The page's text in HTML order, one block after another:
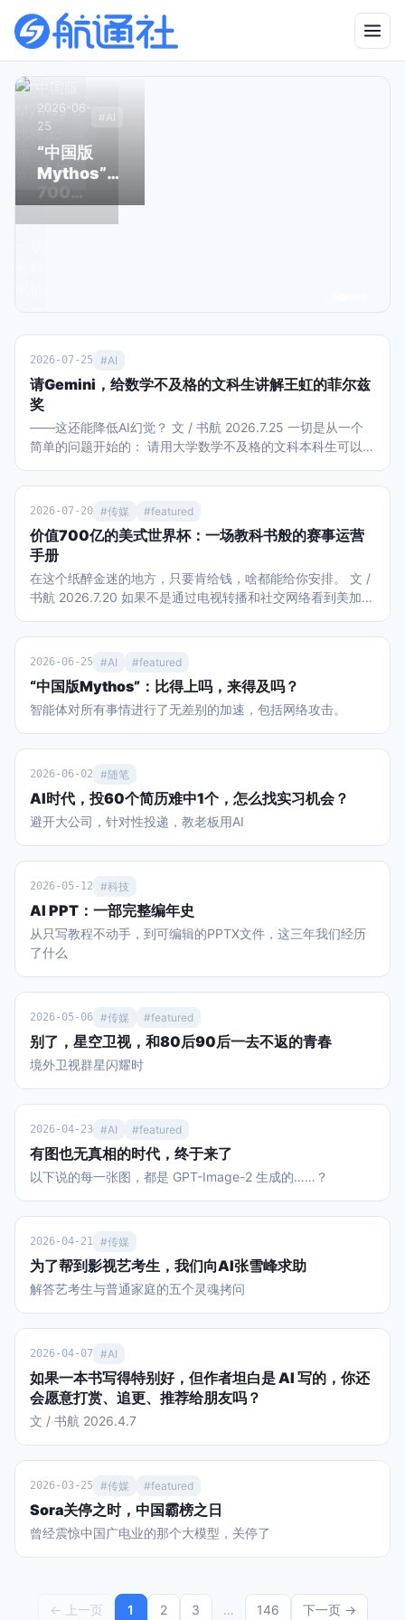
2026-
07-20
#
媒
价值
700亿
营手册
2026-06-
25
#AI
“中国版
Mythos”：
比得上吗，
2026-
05-06
#
媒
别了，
星空卫
2026-
04-23
#AI
有图也无
真相的时
代，终于
2026-
03-25
#
媒
Sora关
停之
2026-07-25 #AI
请Gemini，给数学不及格的文科生讲解王虹的菲尔兹
奖
——这还能降低AI幻觉？ 文 / 书航 2026.7.25 一切是从一个
简单的问题开始的： 请用大学数学不及格的文科本科生可以理
Gemini 3.1 Pro时，社长已知该模型的能力和局限： 对网页搜
索的整合能力强 有够用的上下文长度和“大海捞针”能力，尽管
不是最好的 本质上还是概率机器，不可能懂自己在说什么 最
大的缺点还是会迎合说话人，且提示词难以根源破解 然后我跟
Gemini聊了一个小时，最终得出的结论居然包括：王虹教授研
究的数学问题，可能会在实际应用后提升大语言模型和图片生
成等扩散模型的防幻觉能力。 ……？？ 我开始怀疑我大学数学
能是个非常好的教材，至少达到了让我看起来像是懂了的目
的。 由于我没有任何数学家人脉，因此本文可能只有发出来以
文依然能作为一个参考案例，看看没有教育资源的人，只用大
众接触到的AI做教学辅助的实际效果。 声明： 作者不具备凭
借自身的知识水平独立对本文说法进行事实核查的能力。 所有
对话为如实转录，包含了作者本人和AI可能的认知错误或幻
觉，不可以未经求证直接取用。 在阅读万字长文之前，首先请
看Gemini自行整理的脱水版问答： 请用文科生可以理解的语
言解释挂谷猜想和王虹的工作。 挂谷猜想探讨了一根针在平面
旋转360度，扫过面积可无限趋近于零的奇观。而王虹教授利
用“代数剪刀”证明了线段在高维空间中无法无限重叠，守住了
这个幽灵几何体的“维度骨架”。 怎么画才能让针的身子不离开
桌面，并把面积压到更小？有没有直观展示？ 数学家利用类似
“打三把方向让车掉头”的方法，以及将形状切碎、重叠的滑行
通道，让针在做极小转动的同时紧贴桌面完成360度旋转。
（视频） 视频里展示的是已知面积最小的挂谷集吗？ 视频只
是为了让肉眼看清通道而仅切分了有限次的“障眼法”，真正的
挂谷集是切分了无限次、内部实体面积被彻底掏空只剩线条骨
架的“幽灵海绵”。 如果无穷极限都成立，为什么面积趋近于零
还需要证明？ 因为人类的直觉在处理无限时极易出错，必须用
严密的数学逻辑去证明那些因凑齐所有方向而产生的微小缝
隙，在无限次折叠后确实能够归零且不引起维度坍塌。...
2026-07-20 #传媒 #featured
价值700亿的美式世界杯：一场教科书般的赛事运营
手册
在这个纸醉金迷的地方，只要肯给钱，啥都能给你安排。 文 /
书航 2026.7.20 如果不是通过电视转播和社交网络看到美加墨
性赛事能引爆如此强烈的消费狂热，也难怪国际足联对主办方
美国的“配合度”如此之高。 首先不得不提的是现场观赛的球迷
雾霾，美国多个城市是这一天全球空气质量最差的城市。即便
如此，纽约/新泽西大都会人寿体育场还是被8万个球迷填得满
满当当。观众席不乏阿尔卡拉斯、小威等网坛明星，加上特朗
普和因凡蒂诺并肩观赛。决赛前48小时，黄牛票价最低还要
9753美元，最高炒到69786美元，国际足联官方转售平台上
关注，中场休息期间，也在世界杯历史上首次举办了“中场
秀”，麦当娜、夏奇拉、防弹少年团BTS、贾斯汀·比伯同台参
与。主办方之一的美国宁可让中场休息时间超出赛事规定，也
要模仿“超级碗”增加中场秀环节，以此创造门票和电视直播卖
点。 这届世界杯也借鉴了美国另一大全民赛事——NBA的一
个重要环节，就是售卖所谓的冠军戒指。凭借官方认证和颁发
证书。冠军戒指可以象征性地把大力神杯的金色荣耀，分享给
那些愿意掏钱购买的人。当然分享荣耀的代价不菲，7月16日
FIFA冠军戒指官宣，2026枚限量戒指中面向球迷发售的1996
枚每枚15万美元，理论上销售额约3亿美元，这种创收手段也
是历史首创。 通过梳理，我们可以发现，从赞助商政策、门票
销售、电视转播、IP衍生这几个领域评价，2026年美加墨世
界杯的商业运作能力可以说超越了此前任何一届世界杯。 国际
足联曾披露，2023-26周期收入有望突破150亿美元，较上周
期增长超70%。其中光本届世界杯，收入就高达101.84亿美元
（约合700亿人民币，相当于22冬奥会的4.6倍）。 1984年洛
杉矶奥运会的商业化拯救了奥运这场赛事；同时美国也有
NBA、MLB、NFL等赛事的成功商业化经验，这个“全民玩咖”
的大国具备一种将赛事IP价值最大化的“点石成金”的能力。 当
今国内村超、省超兴起，在全民健身的热潮中，蕴含着中国足
球未来复兴的希望。此时如何借鉴世界杯经验，充分营销和开
发国内赛事IP，是一个值得思考的命题。 赞助商：美国化、中
元修订至130亿美元，较上周期增长超70%。决赛前夜，因凡
蒂诺向211个会员协会代表宣布，本周期收入有望突破150亿
美元。 其中，本届世界杯所在的2026财年收入预算约89.11亿
美元，而福布斯按实际表现估算的本届世界杯收入可达101.84
75.7亿美元。 下面首先从这里面的赞助商收入开始看。 本届
世界杯有16个全球赞助席位，今年3月下旬售罄，创单届体育
赛事赞助收入纪录。赞助商可以使用世界杯名义进行产品宣传
营销，这种特许权益给国际足联带来的总收入，从俄罗斯世界
杯的16.6亿美元暴增到今年的28亿美元。 FIFA合作伙伴（最
Predictstreet。每家合作伙伴平均4年周期约支付2亿美元，沙
特阿美、阿迪、可口可乐的签约价更高达约4亿美元。 FIFA世
界杯赞助商（第二级）包括百威、美国银行、乐事、海信、麦
划，16个主办城市每个最多可签约10家本地赞助商。区域赞助
2026-06-25 #AI #featured
“中国版Mythos”：比得上吗，来得及吗？
智能体对所有事情进行了无差别的加速，包括网络攻击。
2026-06-02 #随笔
AI时代，投60个简历难中1个，怎么找实习机会？
避开大公司，针对性投递，教老板用AI
2026-05-12 #科技
AI PPT：一部完整编年史
从只写教程不动手，到可编辑的PPTX文件，这三年我们经历
了什么
2026-05-06 #传媒 #featured
别了，星空卫视，和80后90后一去不返的青春
境外卫视群星闪耀时
2026-04-23 #AI #featured
有图也无真相的时代，终于来了
以下说的每一张图，都是 GPT-Image-2 生成的……？
2026-04-21 #传媒
为了帮到影视艺考生，我们向AI张雪峰求助
解答艺考生与普通家庭的五个灵魂拷问
2026-04-07 #AI
如果一本书写得特别好，但作者坦白是 AI 写的，你还
会愿意打赏、追更、推荐给朋友吗？
文 / 书航 2026.4.7
2026-03-25 #传媒 #featured
Sora关停之时，中国霸榜之日
曾经震惊中国广电业的那个大模型，关停了
← 上一页 1 2 3 … 146 下一页 →